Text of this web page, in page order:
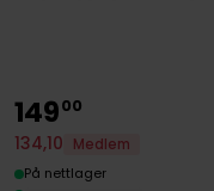
14900
134,10
Medlem
På nettlager